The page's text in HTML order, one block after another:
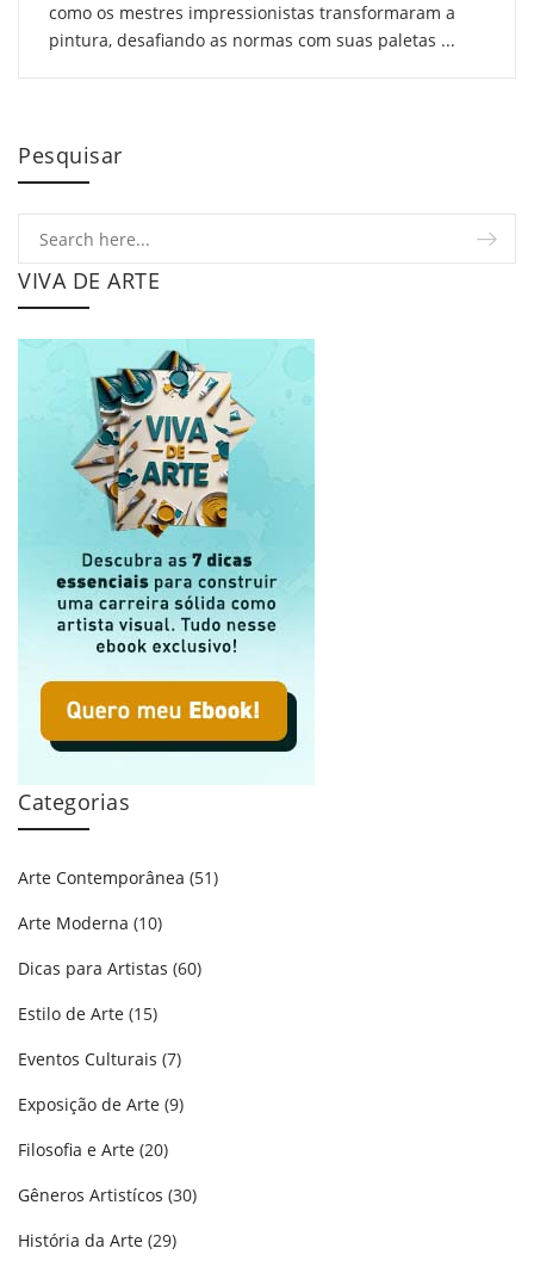
como os mestres impressionistas transformaram a
pintura, desafiando as normas com suas paletas ...
Pesquisar
VIVA DE ARTE
Categorias
Arte Contemporânea (51)
Arte Moderna (10)
Dicas para Artistas (60)
Estilo de Arte (15)
Eventos Culturais (7)
Exposição de Arte (9)
Filosofia e Arte (20)
Gêneros Artistícos (30)
História da Arte (29)